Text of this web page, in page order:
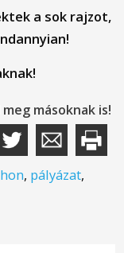
a sok rajzot,
másoknak is!
, pályázat,